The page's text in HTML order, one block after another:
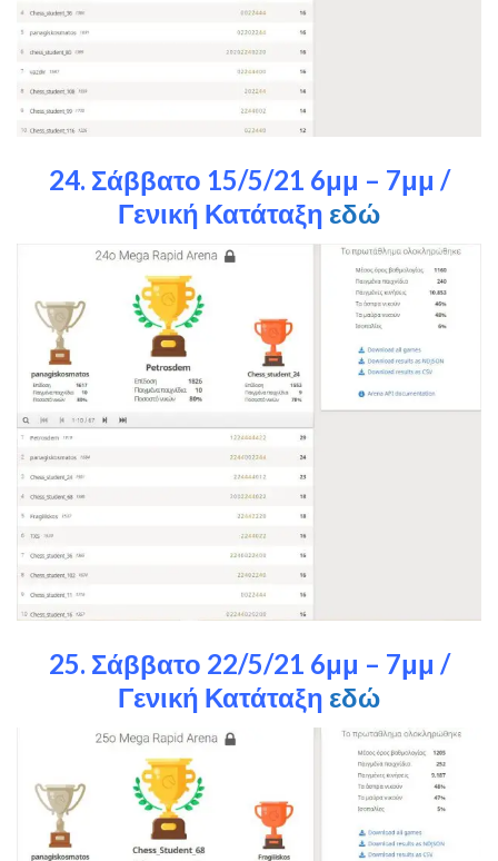
24. Σάββατο 15/5/21 6μμ – 7μμ /
Γενική Κατάταξη εδώ
25. Σάββατο 22/5/21 6μμ – 7μμ /
Γενική Κατάταξη εδώ